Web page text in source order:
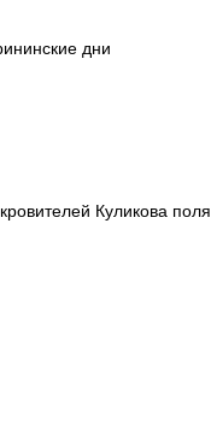
дни
Куликова поля